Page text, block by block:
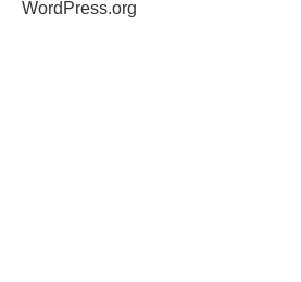
WordPress.org